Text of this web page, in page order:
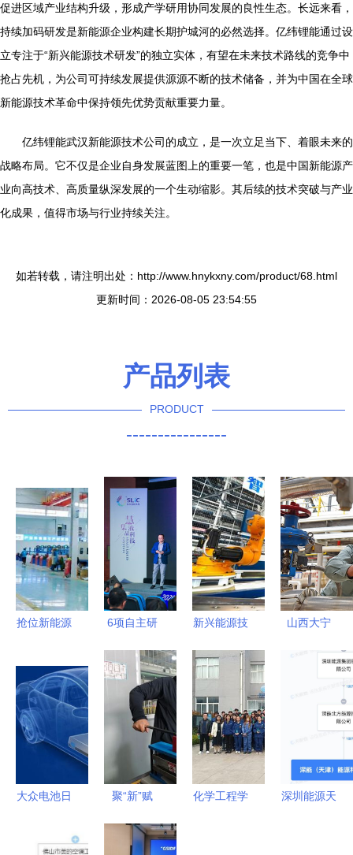
促进区域产业结构升级，形成产学研用协同发展的良性生态。长远来看，
持续加码研发是新能源企业构建长期护城河的必然选择。亿纬锂能通过设
立专注于“新兴能源技术研发”的独立实体，有望在未来技术路线的竞争中
抢占先机，为公司可持续发展提供源源不断的技术储备，并为中国在全球
新能源技术革命中保持领先优势贡献重要力量。
亿纬锂能武汉新能源技术公司的成立，是一次立足当下、着眼未来的
战略布局。它不仅是企业自身发展蓝图上的重要一笔，也是中国新能源产
业向高技术、高质量纵深发展的一个生动缩影。其后续的技术突破与产业
化成果，值得市场与行业持续关注。
如若转载，请注明出处：http://www.hnykxny.com/product/68.html
更新时间：2026-08-05 23:54:55
产品列表
PRODUCT
----------------
抢位新能源
电缆集团光
伏电缆市场
份额持续攀
升
6项自主研
发布 江苏
常熟引领新
兴能源技术
研发新浪潮
新兴能源技
“机器人”浪
潮下，我们
能约吗？
山西大宁
大众电池日
现，宁德时
聚“新”赋
展新质生产
化学工程学
深圳能源天